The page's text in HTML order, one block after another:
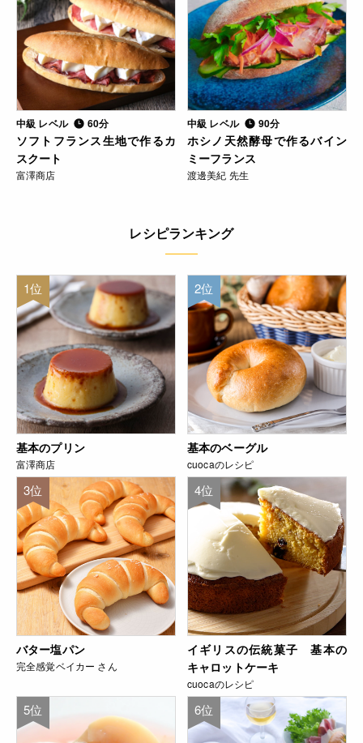
中級 レベル 60分
ソフトフランス生地で作るカ
スクート
富澤商店
中級 レベル 90分
ホシノ天然酵母で作るバイン
ミーフランス
渡邊美紀 先生
レシピランキング
1位
基本のプリン
富澤商店
2位
基本のベーグル
cuocaのレシピ
3位
バター塩パン
完全感覚ベイカー さん
4位
イギリスの伝統菓子 基本の
キャロットケーキ
cuocaのレシピ
5位 6位